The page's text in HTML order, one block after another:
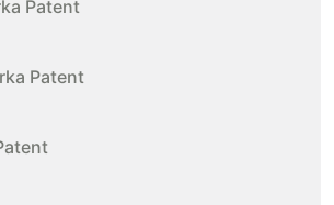
Patent
Patent